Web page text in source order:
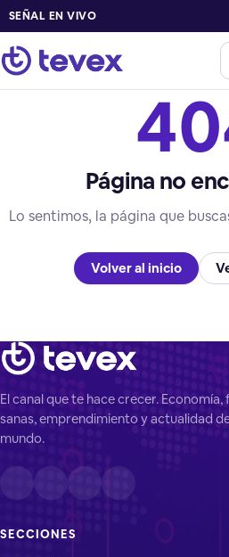
SEÑAL EN VIVO
Página no
Lo sentimos, la página que
Volver al inicio
El canal que te hace crecer. Economía,
sanas, emprendimiento y actualidad
mundo.
SECCIONES